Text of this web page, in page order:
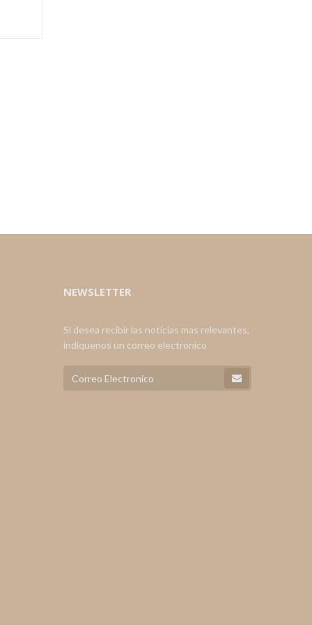
NEWSLETTER
Si desea recibir las noticias mas relevantes,
indiquenos un correo electronico